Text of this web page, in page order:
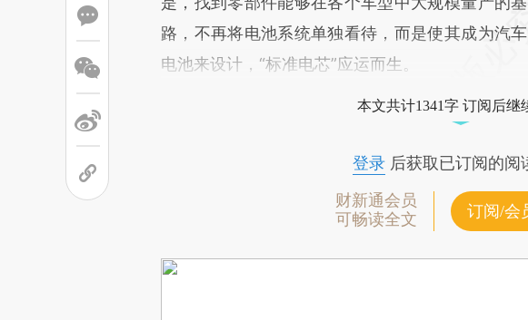
路，不再将电池系统单独看待，而是使其成为汽
电池来设计，“标准电芯”应运而生。
本文共计1341字 订阅后继
登录后获取已订阅的阅
财新通会员
可畅读全文
订阅/会